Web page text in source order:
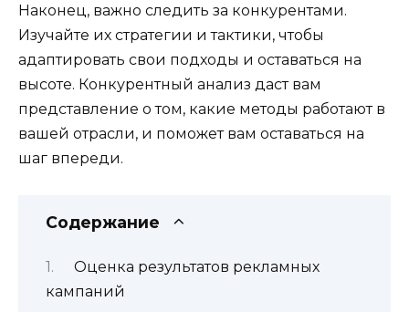
Наконец, важно следить за конкурентами.
Изучайте их стратегии и тактики, чтобы
адаптировать свои подходы и оставаться на
высоте. Конкурентный анализ даст вам
представление о том, какие методы работают в
вашей отрасли, и поможет вам оставаться на
шаг впереди.
Содержание
Оценка результатов рекламных
кампаний